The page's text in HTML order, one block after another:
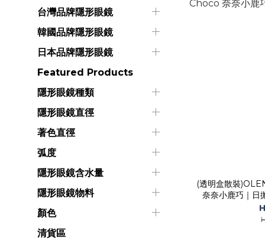
台灣品牌隱形眼鏡
韓國品牌隱形眼鏡
日本品牌隱形眼鏡
Featured Products
隱形眼鏡種類
隱形眼鏡直徑
著色直徑
弧度
隱形眼鏡含水量
隱形眼鏡物料
顏色
清貨區
(透明盒散裝
奈奈小鹿巧｜日